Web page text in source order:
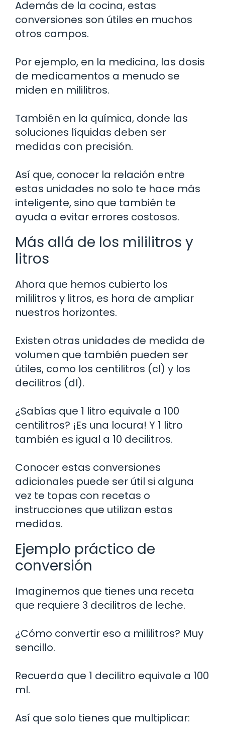
Además de la cocina, estas
conversiones son útiles en muchos
otros campos.
Por ejemplo, en la medicina, las dosis
de medicamentos a menudo se
miden en mililitros.
También en la química, donde las
soluciones líquidas deben ser
medidas con precisión.
Así que, conocer la relación entre
estas unidades no solo te hace más
inteligente, sino que también te
ayuda a evitar errores costosos.
Más allá de los mililitros y
litros
Ahora que hemos cubierto los
mililitros y litros, es hora de ampliar
nuestros horizontes.
Existen otras unidades de medida de
volumen que también pueden ser
útiles, como los centilitros (cl) y los
decilitros (dl).
¿Sabías que 1 litro equivale a 100
centilitros? ¡Es una locura! Y 1 litro
también es igual a 10 decilitros.
Conocer estas conversiones
adicionales puede ser útil si alguna
vez te topas con recetas o
instrucciones que utilizan estas
medidas.
Ejemplo práctico de
conversión
Imaginemos que tienes una receta
que requiere 3 decilitros de leche.
¿Cómo convertir eso a mililitros? Muy
sencillo.
Recuerda que 1 decilitro equivale a 100
ml.
Así que solo tienes que multiplicar: